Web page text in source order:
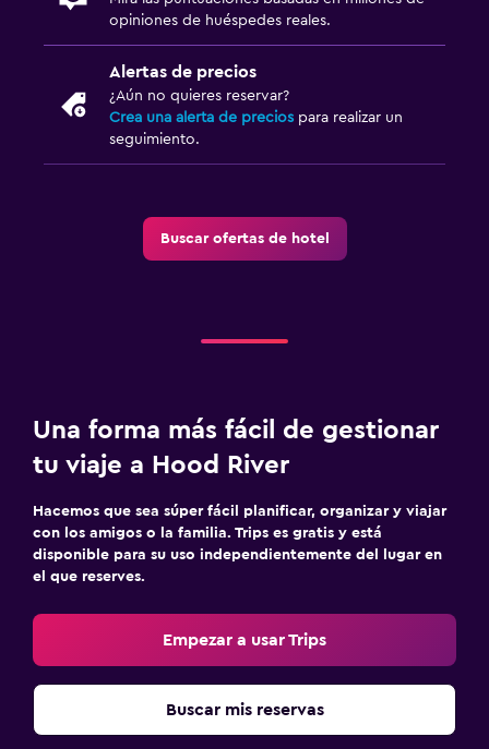
opiniones de huéspedes reales.
Alertas de precios
¿Aún no quieres reservar?
Crea una alerta de precios para realizar un
seguimiento.
Buscar ofertas de hotel
Una forma más fácil de gestionar
tu viaje a Hood River
Hacemos que sea súper fácil planificar, organizar y viajar
con los amigos o la familia. Trips es gratis y está
disponible para su uso independientemente del lugar en
el que reserves.
Empezar a usar Trips
Buscar mis reservas